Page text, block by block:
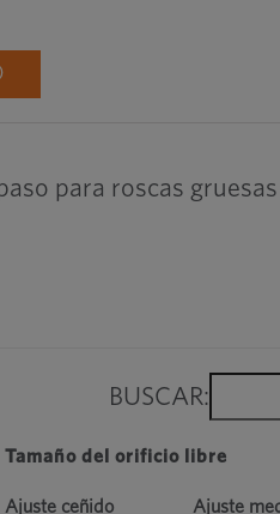
para roscas
BUSCAR:
Tamaño del orificio libre
Ajuste ceñido Ajuste